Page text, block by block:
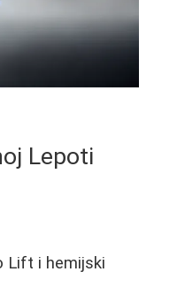
Lepoti
Lift i hemijski